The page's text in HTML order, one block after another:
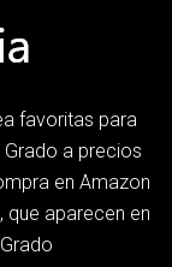
favoritas para
a precios
en Amazon
aparecen en